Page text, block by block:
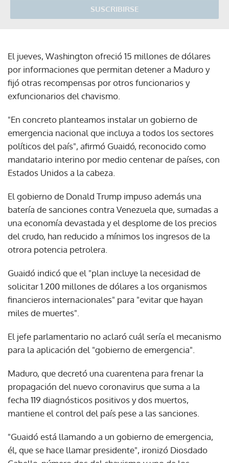
SUSCRIBIRSE
El jueves, Washington ofreció 15 millones de dólares
por informaciones que permitan detener a Maduro y
fijó otras recompensas por otros funcionarios y
exfuncionarios del chavismo.
"En concreto planteamos instalar un gobierno de
emergencia nacional que incluya a todos los sectores
políticos del país", afirmó Guaidó, reconocido como
mandatario interino por medio centenar de países, con
Estados Unidos a la cabeza.
El gobierno de Donald Trump impuso además una
batería de sanciones contra Venezuela que, sumadas a
una economía devastada y el desplome de los precios
del crudo, han reducido a mínimos los ingresos de la
otrora potencia petrolera.
Guaidó indicó que el "plan incluye la necesidad de
solicitar 1.200 millones de dólares a los organismos
financieros internacionales" para "evitar que hayan
miles de muertes".
El jefe parlamentario no aclaró cuál sería el mecanismo
para la aplicación del "gobierno de emergencia".
Maduro, que decretó una cuarentena para frenar la
propagación del nuevo coronavirus que suma a la
fecha 119 diagnósticos positivos y dos muertos,
mantiene el control del país pese a las sanciones.
"Guaidó está llamando a un gobierno de emergencia,
él, que se hace llamar presidente", ironizó Diosdado